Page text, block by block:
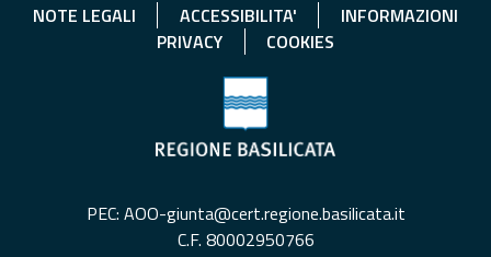
NOTE LEGALI ACCESSIBILITA'
INFORMAZIONI
PRIVACY
COOKIES
PEC: AOO-giunta@cert.regione.basilicata.it
C.F. 80002950766